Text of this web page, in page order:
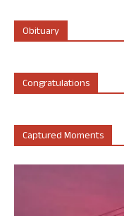
Obituary
Congratulations
Captured Moments